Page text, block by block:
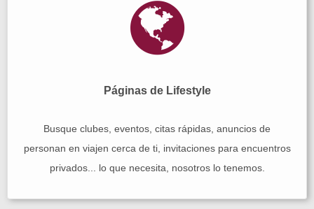
Páginas de Lifestyle
Busque clubes, eventos, citas rápidas, anuncios de
personan en viajen cerca de ti, invitaciones para encuentros
privados... lo que necesita, nosotros lo tenemos.